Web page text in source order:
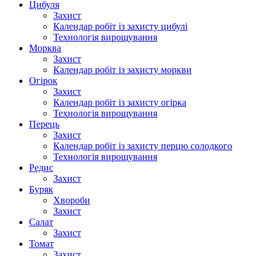
Цибуля
Захист
Календар робіт із захисту цибулі
Технологія вирощування
Морква
Захист
Календар робіт із захисту моркви
Огірок
Захист
Календар робіт із захисту огірка
Технологія вирощування
Перець
Захист
Календар робіт із захисту перцю солодкого
Технологія вирощування
Редис
Захист
Буряк
Хвороби
Захист
Салат
Захист
Томат